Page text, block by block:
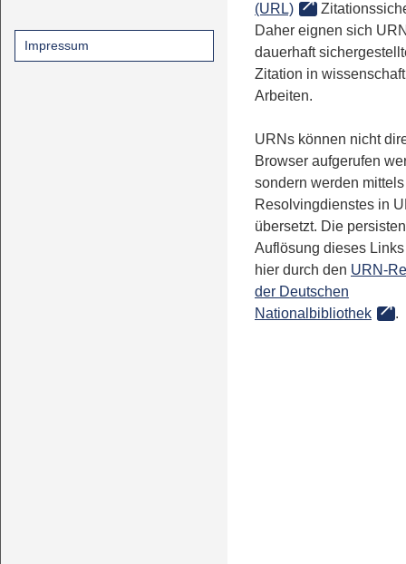
Impressum
(URL)
Daher eignen sich
dauerhaft
Zitation in
Arbeiten.
URNs können nicht
Browser aufgerufen
sondern werden
Resolvingdienstes in
übersetzt. Die
Auflösung dieses
hier durch den URN-
der Deutschen
Nationalbibliothek
.